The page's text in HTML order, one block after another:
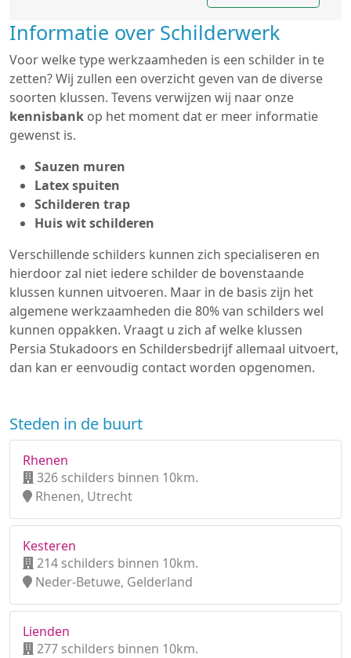
Informatie over Schilderwerk
Voor welke type werkzaamheden is een schilder in te
zetten? Wij zullen een overzicht geven van de diverse
soorten klussen. Tevens verwijzen wij naar onze
kennisbank op het moment dat er meer informatie
gewenst is.
Sauzen muren
Latex spuiten
Schilderen trap
Huis wit schilderen
Verschillende schilders kunnen zich specialiseren en
hierdoor zal niet iedere schilder de bovenstaande
klussen kunnen uitvoeren. Maar in de basis zijn het
algemene werkzaamheden die 80% van schilders wel
kunnen oppakken. Vraagt u zich af welke klussen
Persia Stukadoors en Schildersbedrijf allemaal uitvoert,
dan kan er eenvoudig contact worden opgenomen.
Steden in de buurt
Rhenen
326 schilders binnen 10km.
Rhenen, Utrecht
Kesteren
214 schilders binnen 10km.
Neder-Betuwe, Gelderland
Lienden
277 schilders binnen 10km.